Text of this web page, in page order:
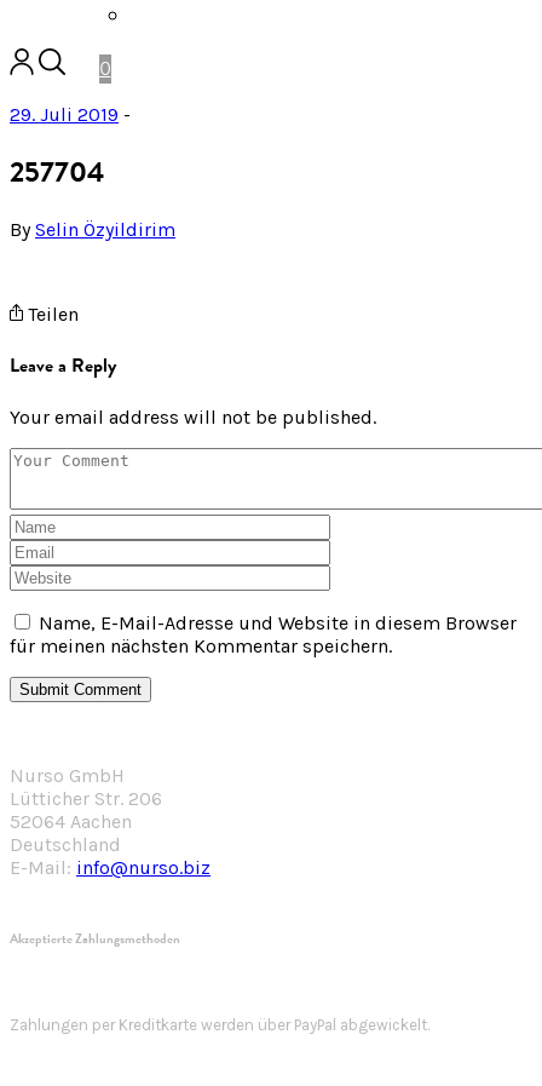
0
29. Juli 2019 -
257704
BySelin Özyildirim
Teilen
Leave a Reply
Your email address will not be published.
Name, E-Mail-Adresse und Website in diesem Browser
für meinen nächsten Kommentar speichern.
Nurso GmbH
Lütticher Str. 206
52064 Aachen
Deutschland
E-Mail: info@nurso.biz
Akzeptierte Zahlungsmethoden
Zahlungen per Kreditkarte werden über PayPal abgewickelt.